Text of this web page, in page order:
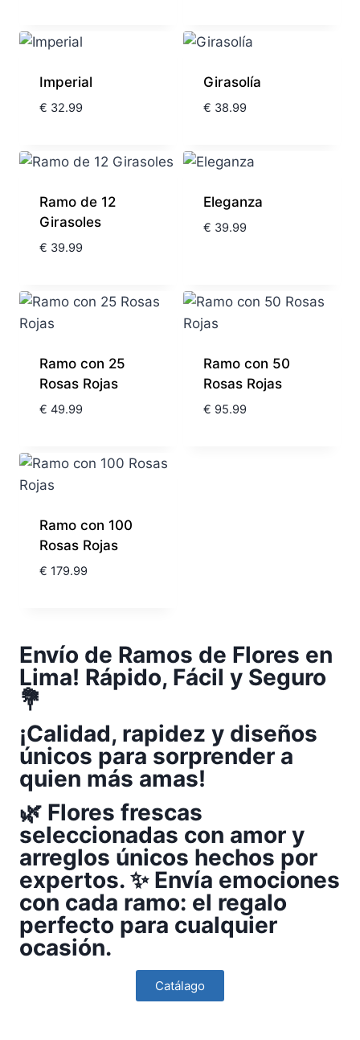
Imperial
€ 32.99
Girasolía
€ 38.99
Ramo de 12
Girasoles
€ 39.99
Eleganza
€ 39.99
Ramo con 25
Rosas Rojas
€ 49.99
Ramo con 50
Rosas Rojas
€ 95.99
Ramo con 100
Rosas Rojas
€ 179.99
Envío de Ramos de Flores en
Lima! Rápido, Fácil y Seguro
💐
¡Calidad, rapidez y diseños
únicos para sorprender a
quien más amas!
🌿 Flores frescas
seleccionadas con amor y
arreglos únicos hechos por
expertos. ✨ Envía emociones
con cada ramo: el regalo
perfecto para cualquier
ocasión.
Catálago